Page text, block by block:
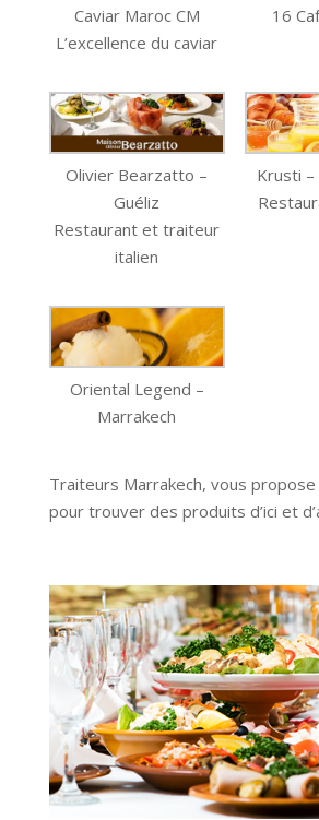
Caviar Maroc CM
L’excellence du caviar
16
Olivier Bearzatto –
Guéliz
Restaurant et traiteur
italien
Krusti
Oriental Legend –
Marrakech
Traiteurs Marrakech, vous
pour trouver des produits d’ici et